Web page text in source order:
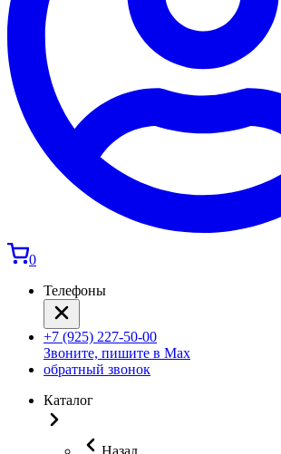
0
Телефоны
+7 (925) 227-50-00
Звоните, пишите в Max
обратный звонок
Каталог